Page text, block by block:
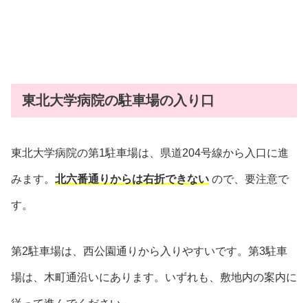
東北大学病院の駐車場の入り口
東北大学病院の第1駐車場は、県道204号線から入口に進
みます。 北六番通りからは右折できない ので、要注意で
す。
第2駐車場は、西公園通りから入りやすいです。第3駐車
場は、木町通沿いにあります。いずれも、敷地内の案内に